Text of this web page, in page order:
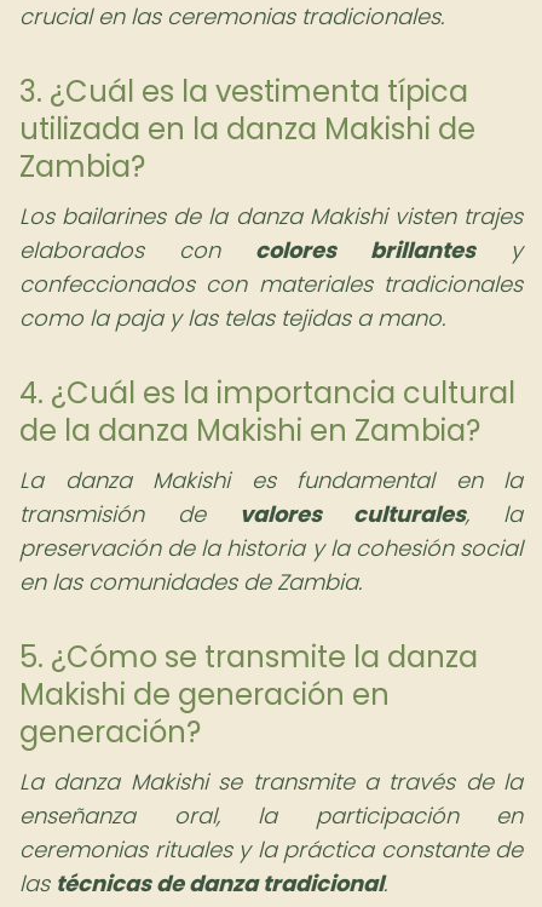
crucial en las ceremonias tradicionales.
3. ¿Cuál es la vestimenta típica
utilizada en la danza Makishi de
Zambia?
Los bailarines de la danza Makishi visten trajes
elaborados con colores brillantesy
confeccionados con materiales tradicionales
como la paja y las telas tejidas a mano.
4. ¿Cuál es la importancia cultural
de la danza Makishi en Zambia?
La danza Makishi es fundamental en la
transmisión de valores culturales, la
preservación de la historia y la cohesión social
en las comunidades de Zambia.
5. ¿Cómo se transmite la danza
Makishi de generación en
generación?
La danza Makishi se transmite a través de la
enseñanza oral, la participación en
ceremonias rituales y la práctica constante de
las técnicas de danza tradicional.